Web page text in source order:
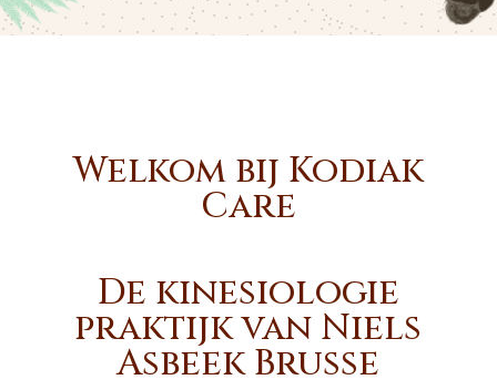
Welkom bij Kodiak
Care
De kinesiologie
praktijk van Niels
Asbeek Brusse